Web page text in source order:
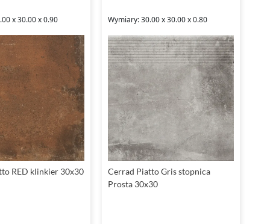
x 30.00 x 0.90
RED klinkier 30x30
Wymiary: 30.00 x 30.00 x 0.80
Cerrad Piatto Gris stopnica
Prosta 30x30